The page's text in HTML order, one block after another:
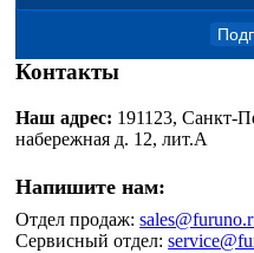
Контакты
Наш адрес: 191123, Санкт-
набережная д. 12, лит.А
Напишите нам:
Отдел продаж:
Сервисный отдел: